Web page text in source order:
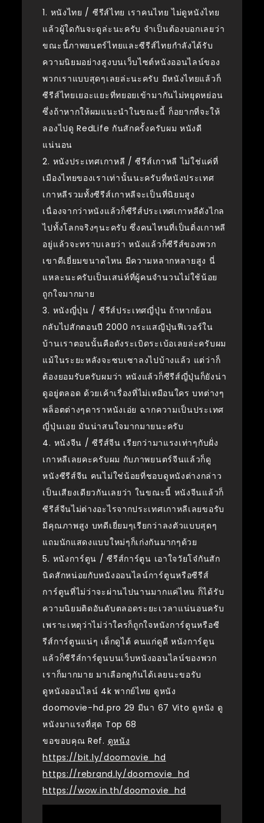
1. หนังไทย / ซีรีส์ไทย เราคนไทย ไม่ดูหนังไทย
แล้วผู้ใดกันจะดูล่ะนะครับ จำเป็นต้องบอกเลยว่า
ขณะนี้ภาพยนตร์ไทยและซีรีส์ไทยกำลังได้รับ
ความนิยมอย่างสูงบนเว็บไซต์หนังออนไลน์ของ
พวกเราแบบสุดๆเลยล่ะนะครับ มีหนังไทยแล้วก็
ซีรีส์ไทยเยอะแยะที่ทยอยเข้ามากันไม่หยุดหย่อน
ซึ่งถ้าหากให้ผมแนะนำในขณะนี้ ก็อยากที่จะให้
ลองไปดู RedLife กันสักครั้งครับผม หนังดี
แน่นอน
2. หนังประเทศเกาหลี / ซีรีส์เกาหลี ไม่ใช่แค่ที่
เมืองไทยของเราเท่านั้นนะครับที่หนังประเทศ
เกาหลีรวมทั้งซีรีส์เกาหลีจะเป็นที่นิยมสูง
เนื่องจากว่าหนังแล้วก็ซีรีส์ประเทศเกาหลีดังไกล
ไปทั้งโลกจริงๆนะครับ ซึ่งคนไหนที่เป็นติ่งเกาหลี
อยู่แล้วจะทราบเลยว่า หนังแล้วก็ซีรีส์ของพวก
เขาดีเยี่ยมขนาดไหน มีความหลากหลายสูง นี่
แหละนะครับเป็นเสน่ห์ที่ผู้คนจำนวนไม่ใช้น้อย
ถูกใจมากมาย
3. หนังญี่ปุ่น / ซีรีส์ประเทศญี่ปุ่น ถ้าหากย้อน
กลับไปสักตอนปี 2000 กระแสญีปุ่นฟีเวอร์ใน
บ้านเราตอนนั้นคือดังระเบิดระเบ้อเลยล่ะครับผม
แม้ในระยะหลังจะซบเซาลงไปบ้างแล้ว แต่ว่าก็
ต้องยอมรับครับผมว่า หนังแล้วก็ซีรีส์ญี่ปุ่นก็ยังน่า
ดูอยู่ตลอด ด้วยเค้าเรื่องที่ไม่เหมือนใคร บทต่างๆ
พล็อตต่างๆดาราหนังเอ่ย ฉากความเป็นประเทศ
ญี่ปุ่นเอย มันน่าสนใจมากมายนะครับ
4. หนังจีน / ซีรีส์จีน เรียกว่ามาแรงเท่าๆกับฝั่ง
เกาหลีเลยคะครับผม กับภาพยนตร์จีนแล้วก็ดู
หนังซีรีส์จีน คนไม่ใช่น้อยที่ชอบดูหนังต่างกล่าว
เป็นเสียงเดียวกันเลยว่า ในขณะนี้ หนังจีนแล้วก็
ซีรีส์จีนไม่ต่างอะไรจากประเทศเกาหลีเลยขอรับ
มีคุณภาพสูง บทดีเยี่ยมๆเรียกว่าลงตัวแบบสุดๆ
แถมนักแสดงแบบใหม่ๆก็เก่งกันมากๆด้วย
5. หนังการ์ตูน / ซีรีส์การ์ตูน เอาใจวัยโจ๋กันสัก
นิดสักหน่อยกับหนังออนไลน์การ์ตูนหรือซีรีส์
การ์ตูนที่ไม่ว่าจะผ่านไปนานมากแค่ไหน ก็ได้รับ
ความนิยมติดอันดับตลอดระยะเวลาแน่นอนครับ
เพราะเหตุว่าไม่ว่าใครก็ถูกใจหนังการ์ตูนหรือซี
รีส์การ์ตูนแน่ๆ เด็กดูได้ คนแก่ดูดี หนังการ์ตูน
แล้วก็ซีรีส์การ์ตูนบนเว็บหนังออนไลน์ของพวก
เราก็มากมาย มาเลือกดูกันได้เลยนะขอรับ
ดูหนังออนไลน์ 4k พากย์ไทย ดูหนัง
doomovie-hd.pro 29 มีนา 67 Vito ดูหนัง ดู
หนังมาแรงที่สุด Top 68
ขอขอบคุณ Ref. ดูหนัง
https://bit.ly/doomovie_hd
https://rebrand.ly/doomovie_hd
https://wow.in.th/doomovie_hd